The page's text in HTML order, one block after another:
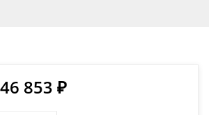
853 ₽